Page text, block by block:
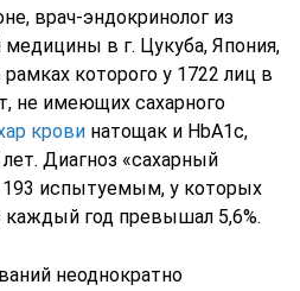
врач-эндокринолог из
медицины в г. Цукуба, Япония,
которого у 1722 лиц в
не имеющих сахарного
крови натощак и HbA1c,
Диагноз «сахарный
193 испытуемым, у которых
каждый год превышал 5,6%.
неоднократно